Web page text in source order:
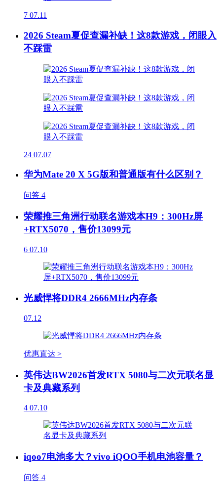
7 07.11
2026 Steam夏促查漏补缺！这8款游戏，闭眼入
不踩雷
24 07.07
华为Mate 20 X 5G版和普通版有什么区别？
问答 4
荣耀推三角洲行动联名游戏本H9：300Hz屏
+RTX5070，售价13099元
6 07.10
光威悍将DDR4 2666MHz内存条
07.12
优惠直达 >
英伟达BW2026首发RTX 5080与二次元联名显
卡及典藏系列
4 07.10
iqoo7电池多大？vivo iQOO手机电池容量？
问答 4